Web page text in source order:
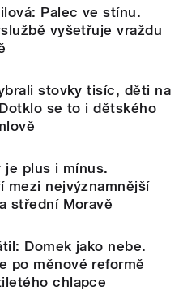
Palec ve stínu.
vyšetřuje vraždu
stovky tisíc, děti na
se to i dětského
plus i mínus.
mezi nejvýznamnější
střední Moravě
Domek jako nebe.
po měnové reformě
chlapce